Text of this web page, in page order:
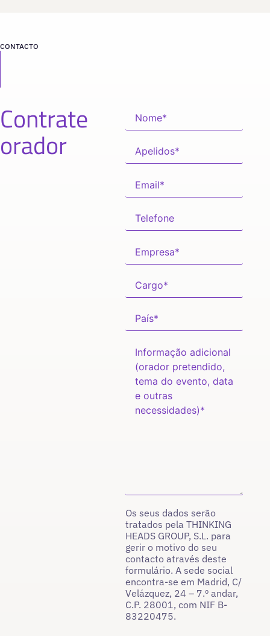
CONTACTO
Contrate
orador
Os seus dados serão
tratados pela THINKING
HEADS GROUP, S.L. para
gerir o motivo do seu
contacto através deste
formulário. A sede social
encontra-se em Madrid, C/
Velázquez, 24 – 7.º andar,
C.P. 28001, com NIF B-
83220475.